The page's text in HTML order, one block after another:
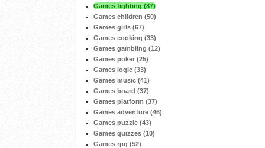
Games fighting (87)
Games children (50)
Games girls (67)
Games cooking (33)
Games gambling (12)
Games poker (25)
Games logic (33)
Games music (41)
Games board (37)
Games platform (37)
Games adventure (46)
Games puzzle (43)
Games quizzes (10)
Games rpg (52)